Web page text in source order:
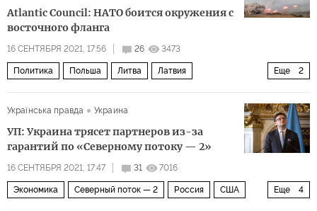
гражданская война в Сирии
Atlantic Council: НАТО боится окружения с
восточного фланга
16 СЕНТЯБРЯ 2021, 17:56 26 3473
Еще 2
Политика Польша Литва Латвия
Українська правда
Украина
УП: Украина трясет партнеров из-за
гарантий по «Северному потоку — 2»
16 СЕНТЯБРЯ 2021, 17:47 31 7016
Еще 4
Экономика Северный поток — 2 Россия США